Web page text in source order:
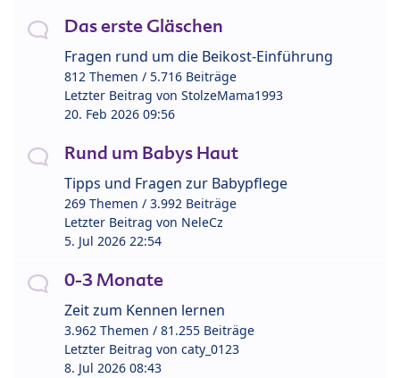
Das erste Gläschen
Fragen rund um die Beikost-Einführung
812 Themen / 5.716 Beiträge
Letzter Beitrag von StolzeMama1993
20. Feb 2026 09:56
Rund um Babys Haut
Tipps und Fragen zur Babypflege
269 Themen / 3.992 Beiträge
Letzter Beitrag von NeleCz
5. Jul 2026 22:54
0-3 Monate
Zeit zum Kennen lernen
3.962 Themen / 81.255 Beiträge
Letzter Beitrag von caty_0123
8. Jul 2026 08:43